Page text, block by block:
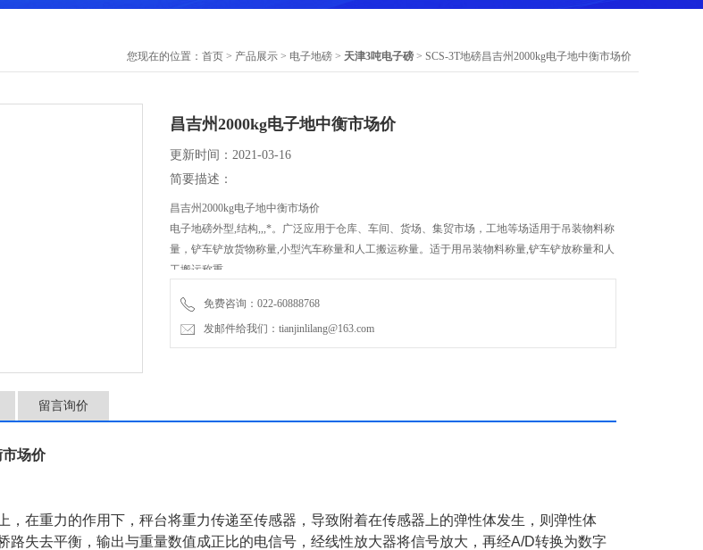
您现在的位置： 首页 > 产品展示 > 电子地磅 > 天津3吨电子磅 > SCS-3T地磅昌吉州2000kg电子地中衡市场价
昌吉州2000kg电子地中衡市场价
更新时间：2021-03-16
简要描述：
昌吉州2000kg电子地中衡市场价
电子地磅外型,结构,,,*。广泛应用于仓库、车间、货场、集贸市场，工地等场适用于吊装物料称
量，铲车铲放货物称量,小型汽车称量和人工搬运称量。适于用吊装物料称量,铲车铲放称量和人
工搬运称重
免费咨询：022-60888768
发邮件给我们：tianjinlilang@163.com
留言询价
场价
，在重力的作用下，秤台将重力传递至传感器，导致附着在传感器上的弹性体发生，则弹性体
路失去平衡，输出与重量数值成正比的电信号，经线性放大器将信号放大，再经A/D转换为数字